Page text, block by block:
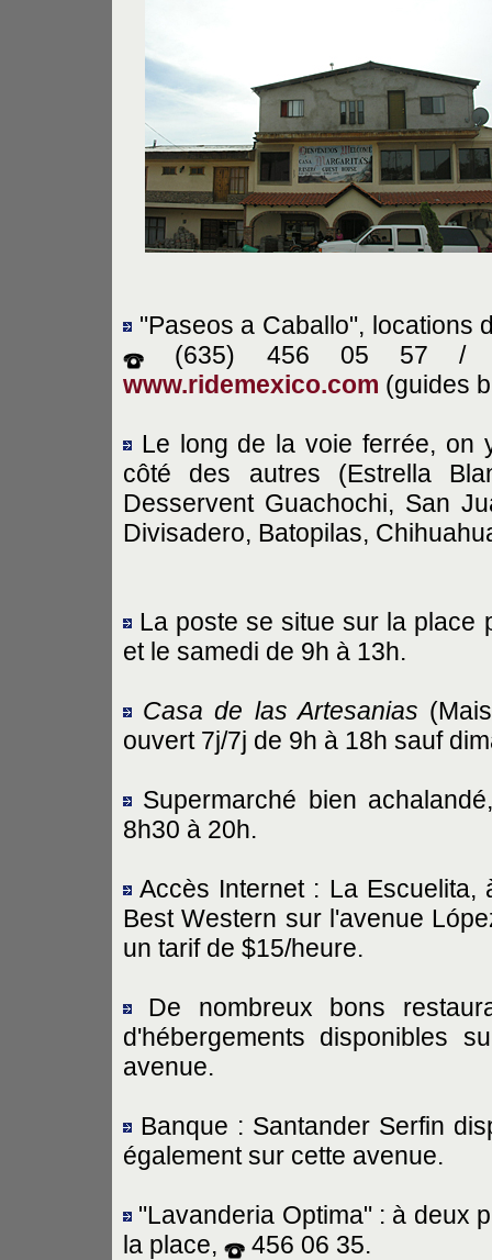
"Paseos a Caballo", locations
(635) 456 05 57
www.ridemexico.com (guides
Le long de la voie ferrée, on
côté des autres (Estrella
Desservent Guachochi, San
Divisadero, Batopilas,
La poste se situe sur la place
et le samedi de 9h à 13h.
Casa de las Artesanias
ouvert 7j/7j de 9h à 18h sauf
Supermarché bien
8h30 à 20h.
Accès Internet : La
Best Western sur l'avenue
un tarif de $15/heure.
De nombreux bons
d'hébergements disponibles
avenue.
Banque : Santander Serfin
également sur cette avenue.
"Lavanderia Optima" : à deux
la place,
456 06 35.